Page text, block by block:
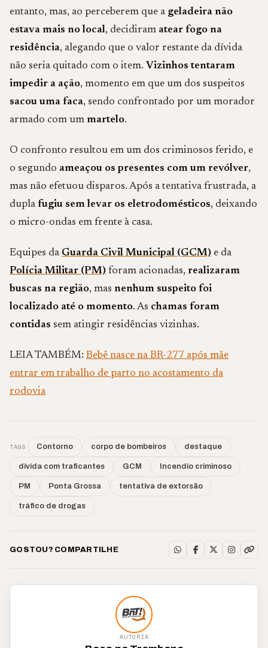
entanto, mas, ao perceberem que a geladeira não
estava mais no local, decidiram atear fogo na
residência, alegando que o valor restante da dívida
não seria quitado com o item. Vizinhos tentaram
impedir a ação, momento em que um dos suspeitos
sacou uma faca, sendo confrontado por um morador
armado com um martelo.
O confronto resultou em um dos criminosos ferido, e
o segundo ameaçou os presentes com um revólver,
mas não efetuou disparos. Após a tentativa frustrada, a
dupla fugiu sem levar os eletrodomésticos, deixando
o micro-ondas em frente à casa.
Equipes da Guarda Civil Municipal (GCM) e da
Polícia Militar (PM) foram acionadas, realizaram
buscas na região, mas nenhum suspeito foi
localizado até o momento. As chamas foram
contidas sem atingir residências vizinhas.
LEIA TAMBÉM: Bebê nasce na BR-277 após mãe
entrar em trabalho de parto no acostamento da
rodovia
TAGS Contorno corpo de bombeiros destaque
dívida com traficantes GCM Incendio criminoso
PM Ponta Grossa tentativa de extorsão
tráfico de drogas
GOSTOU? COMPARTILHE
AUTORIA